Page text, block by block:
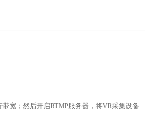
宽；然后开启RTMP服务器，将VR采集设备